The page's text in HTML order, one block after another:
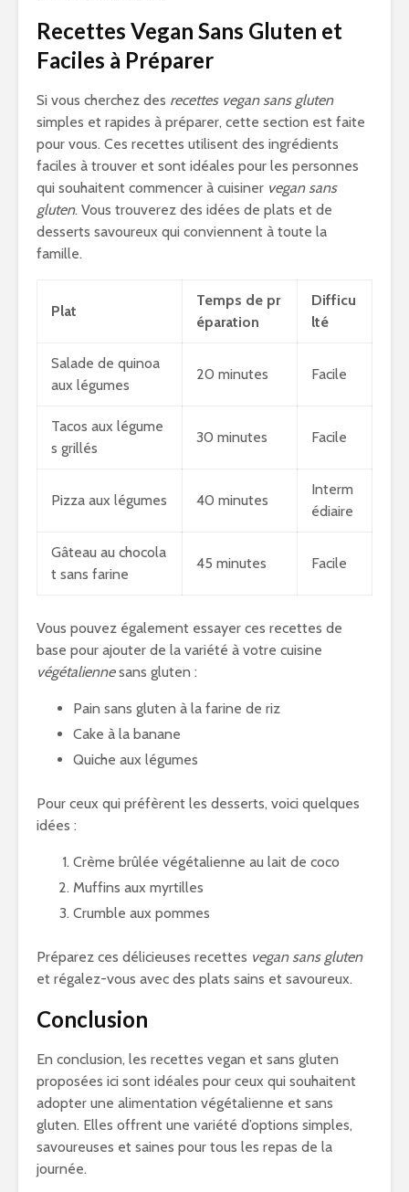
Recettes Vegan Sans Gluten et
Faciles à Préparer
Si vous cherchez des recettes vegan sans gluten
simples et rapides à préparer, cette section est faite
pour vous. Ces recettes utilisent des ingrédients
faciles à trouver et sont idéales pour les personnes
qui souhaitent commencer à cuisiner vegan sans
gluten. Vous trouverez des idées de plats et de
desserts savoureux qui conviennent à toute la
famille.
Plat
Temps de pr
éparation
Difficu
lté
Salade de quinoa
aux légumes
20 minutes Facile
Tacos aux légume
s grillés
30 minutes Facile
Pizza aux légumes 40 minutes
Interm
édiaire
Gâteau au chocola
t sans farine
45 minutes Facile
Vous pouvez également essayer ces recettes de
base pour ajouter de la variété à votre cuisine
végétaliennesans gluten :
Pain sans gluten à la farine de riz
Cake à la banane
Quiche aux légumes
Pour ceux qui préfèrent les desserts, voici quelques
idées :
Crème brûlée végétalienne au lait de coco
Muffins aux myrtilles
Crumble aux pommes
Préparez ces délicieuses recettes vegan sans gluten
et régalez-vous avec des plats sains et savoureux.
Conclusion
En conclusion, les recettes vegan et sans gluten
proposées ici sont idéales pour ceux qui souhaitent
adopter une alimentation végétalienne et sans
gluten. Elles offrent une variété d’options simples,
savoureuses et saines pour tous les repas de la
journée.